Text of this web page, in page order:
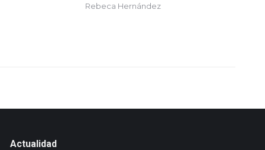
Rebeca Hernández
Actualidad